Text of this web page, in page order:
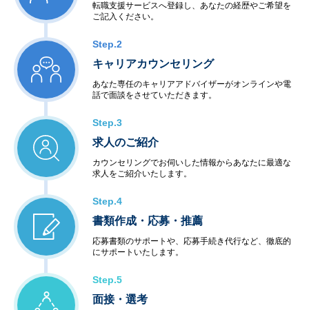
転職支援サービスへ登録し、あなたの経歴やご希望を
ご記入ください。
Step.2
キャリアカウンセリング
あなた専任のキャリアアドバイザーがオンラインや電
話で面談をさせていただきます。
Step.3
求人のご紹介
カウンセリングでお伺いした情報からあなたに最適な
求人をご紹介いたします。
Step.4
書類作成・応募・推薦
応募書類のサポートや、応募手続き代行など、徹底的
にサポートいたします。
Step.5
面接・選考